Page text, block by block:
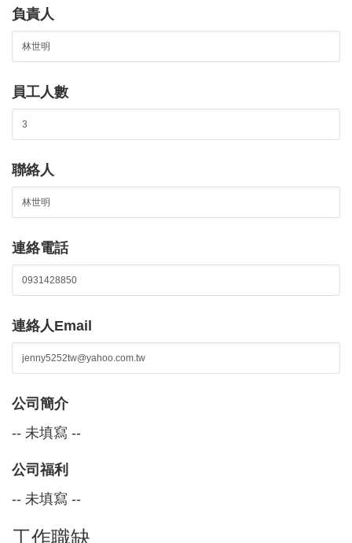
負責人
員工人數
聯絡人
連絡電話
連絡人Email
公司簡介
-- 未填寫 --
公司福利
-- 未填寫 --
工作職缺